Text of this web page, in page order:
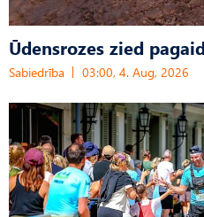
Ūdensrozes zied
Sabiedrība 03:00, 4. Aug, 2026